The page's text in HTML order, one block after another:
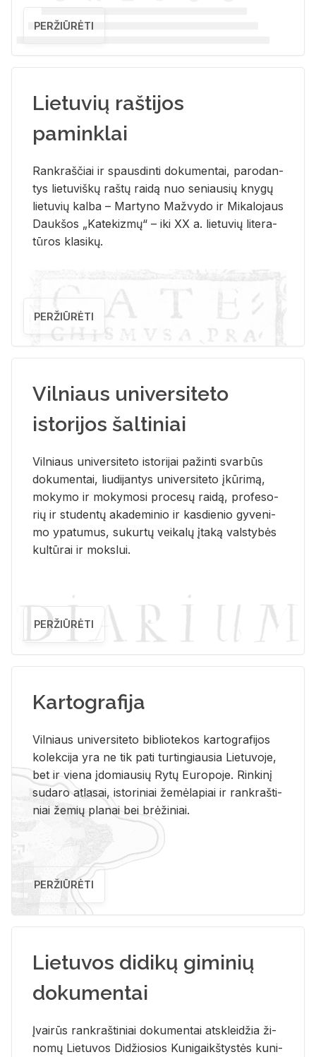
PERŽIŪRĖTI
Lietuvių raštijos
paminklai
Rank­raš­čiai ir spaus­din­ti do­ku­men­tai, pa­ro­dan­
tys lie­tu­viš­kų raš­tų rai­dą nuo se­niau­sių kny­gų
lie­tu­vių kal­ba – Mar­ty­no Ma­žvy­do ir Mi­ka­lo­jaus
Dauk­šos „Ka­te­kiz­mų“ – iki XX a. lie­tu­vių li­te­ra­
tū­ros kla­si­kų.
PERŽIŪRĖTI
Vilniaus universiteto
istorijos šaltiniai
Vil­niaus uni­ver­si­te­to is­to­ri­jai pa­žin­ti svar­būs
do­ku­men­tai, liu­di­jan­tys uni­ver­si­te­to įkū­ri­mą,
mo­ky­mo ir mo­ky­mo­si pro­ce­sų rai­dą, pro­fe­so­
rių ir stu­den­tų aka­de­mi­nio ir kas­die­nio gy­ve­ni­
mo ypa­tu­mus, su­kur­tų vei­ka­lų įta­ką vals­ty­bės
kul­tū­rai ir moks­lui.
PERŽIŪRĖTI
Kartografija
Vil­niaus uni­ver­si­te­to bi­b­lio­te­kos kar­to­gra­fi­jos
ko­lek­ci­ja yra ne tik pati tur­tin­giau­sia Lie­tu­vo­je,
bet ir vie­na įdo­miau­sių Rytų Eu­ro­po­je. Rin­ki­nį
su­da­ro at­la­sai, is­to­ri­niai že­mė­la­piai ir rank­raš­ti­
niai že­mių pla­nai bei brė­ži­niai.
PERŽIŪRĖTI
Lietuvos didikų giminių
dokumentai
Įvai­rūs rank­raš­ti­niai do­ku­men­tai at­sklei­džia ži­
no­mų Lie­tu­vos Di­džio­sios Ku­ni­gaikš­tys­tės ku­ni­